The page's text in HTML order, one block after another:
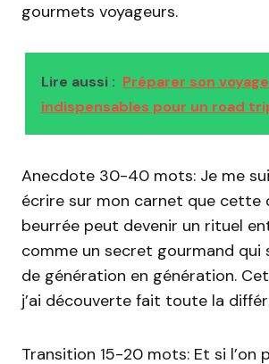
gourmets voyageurs.
Lire aussi : Préparer son
indispensables pour un road
Anecdote 30-40 mots: Je me
écrire sur mon carnet que cette
beurrée peut devenir un rituel
comme un secret gourmand qui
de génération en génération.
j’ai découverte fait toute la
Transition 15-20 mots: Et si l’on